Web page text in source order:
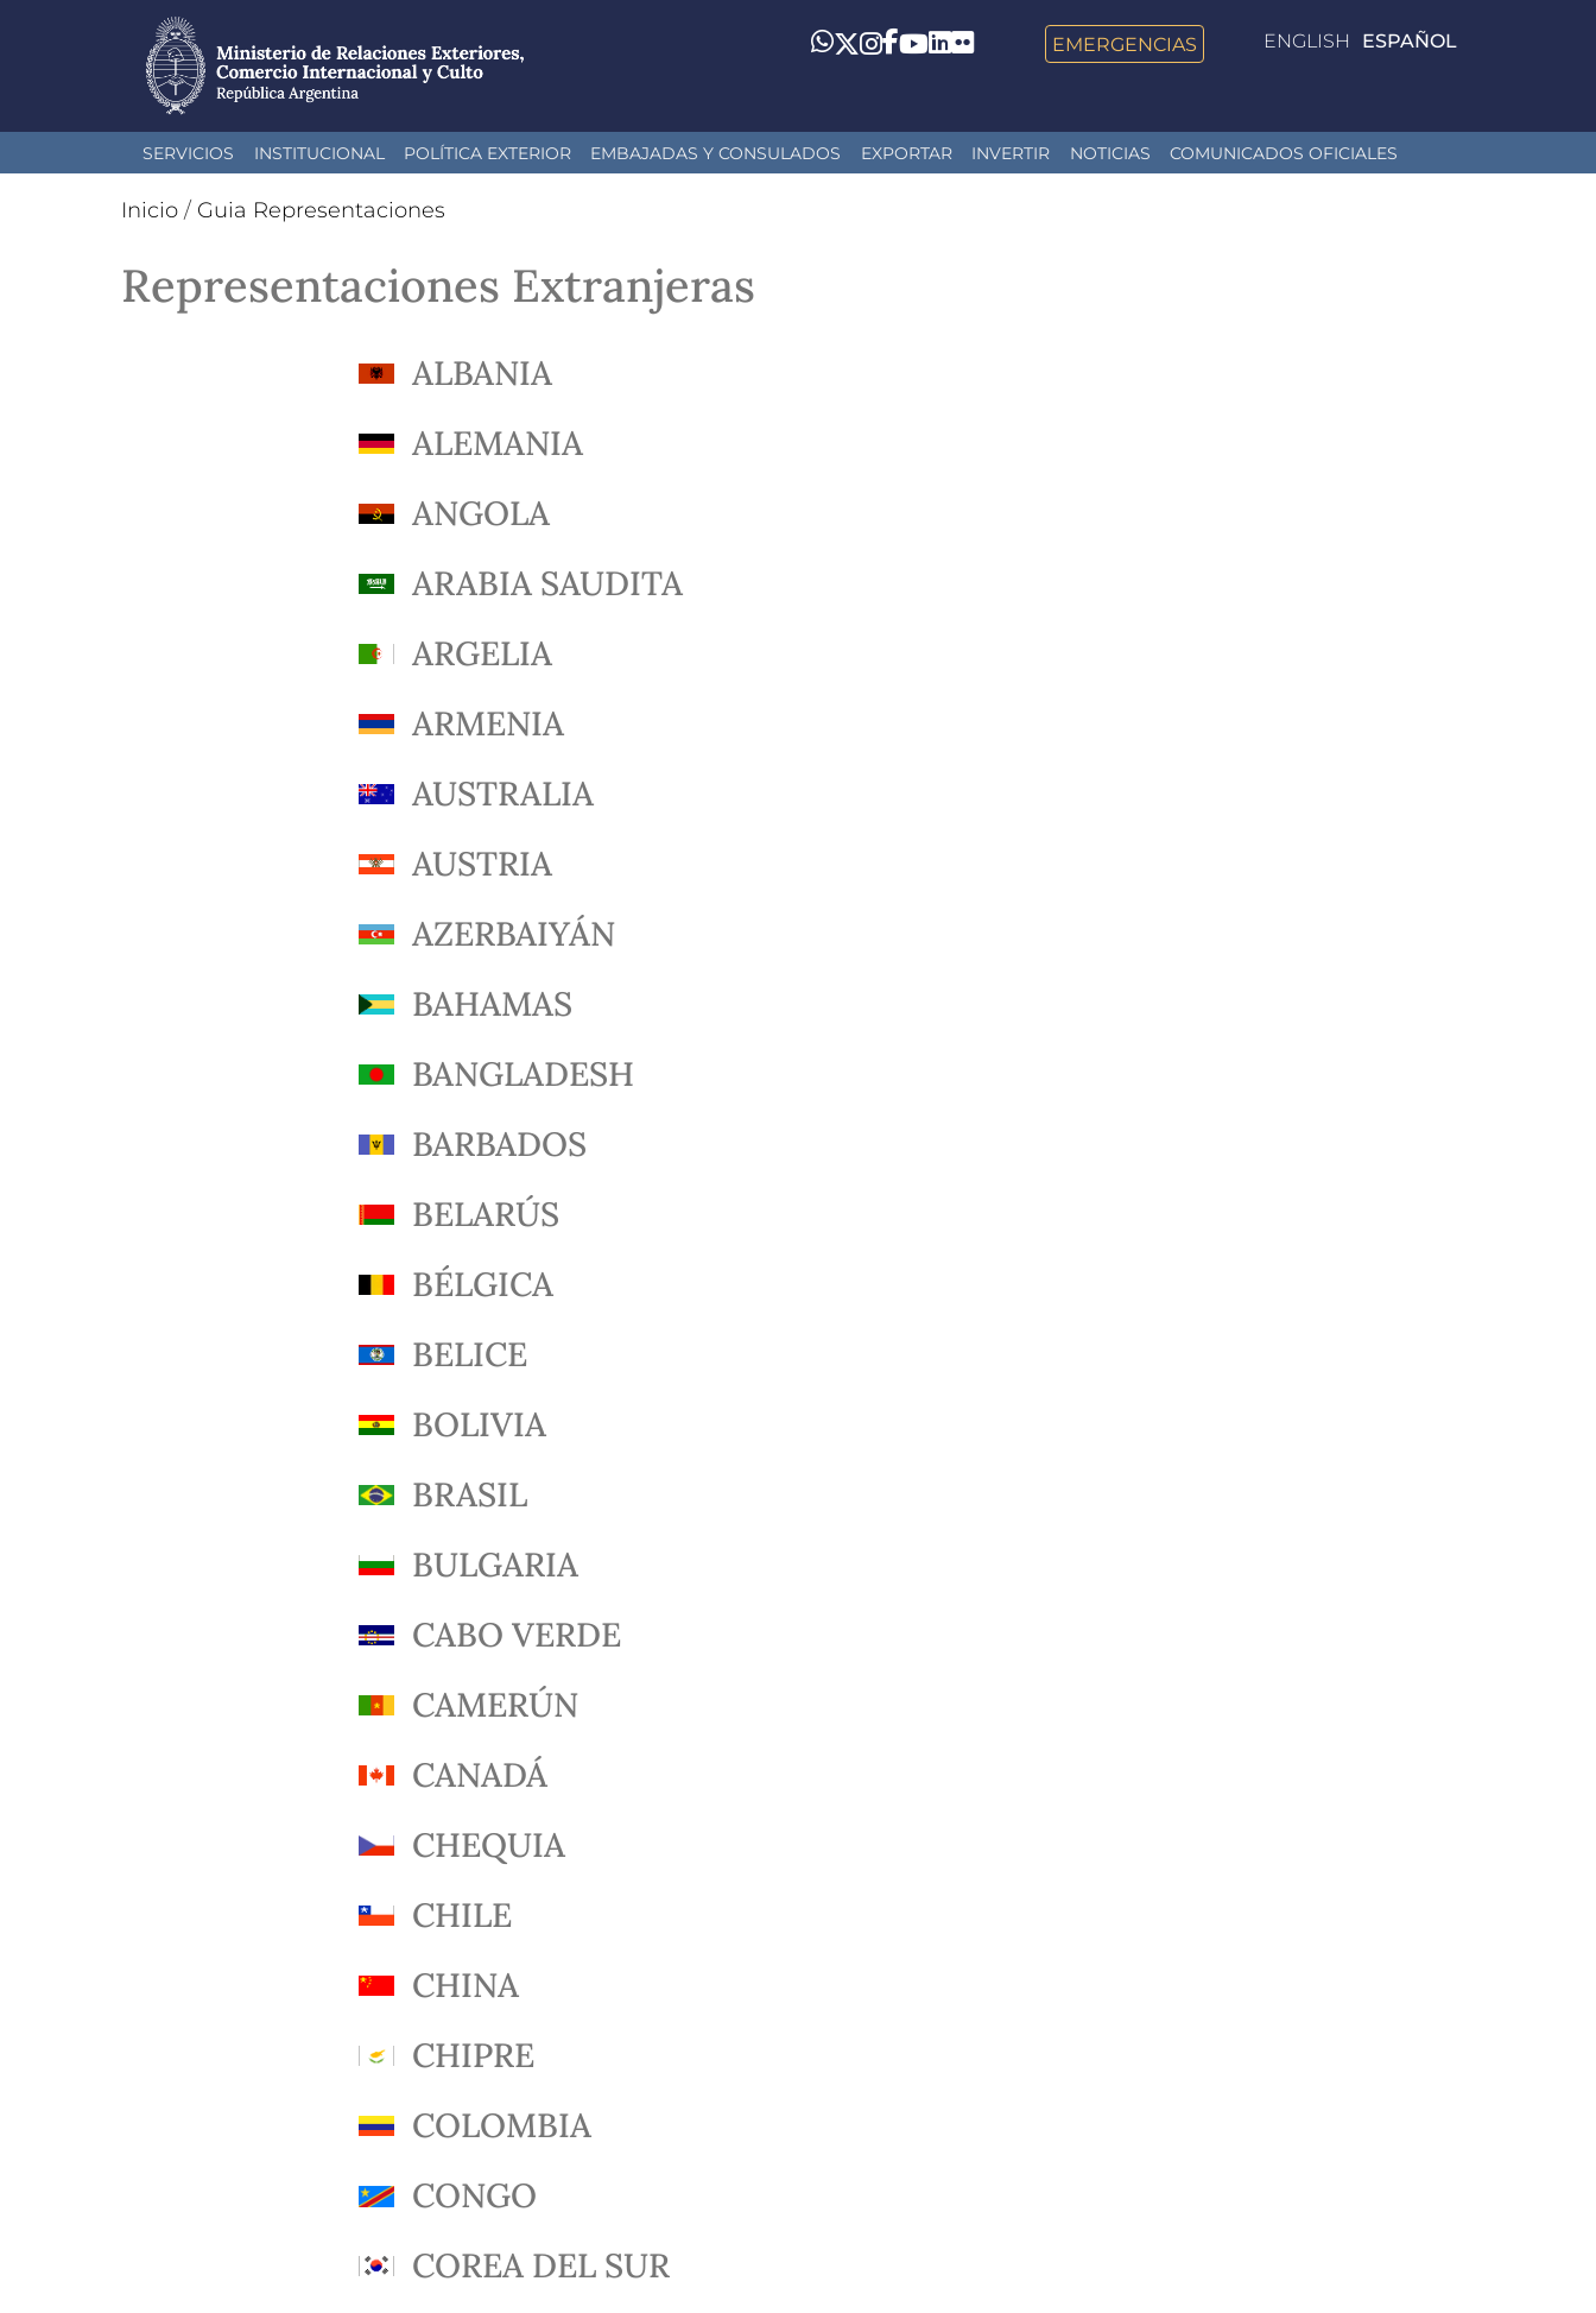
al
ENGLISH ESPAÑOL
Whatsapp
Twitter
Instagram
Facebook
YouTube
LinkedIn
Flickr EMERGENCIAS
SERVICIOS INSTITUCIONAL POLÍTICA EXTERIOR EMBAJADAS Y CONSULADOS EXPORTAR INVERTIR NOTICIAS COMUNICADOS OFICIALES
Inicio / Guia Representaciones
Representaciones Extranjeras
ALBANIA
ALEMANIA
ANGOLA
ARABIA SAUDITA
ARGELIA
ARMENIA
AUSTRALIA
AUSTRIA
AZERBAIYÁN
BAHAMAS
BANGLADESH
BARBADOS
BELARÚS
BÉLGICA
BELICE
BOLIVIA
BRASIL
BULGARIA
CABO VERDE
CAMERÚN
CANADÁ
CHEQUIA
CHILE
CHINA
CHIPRE
COLOMBIA
CONGO
COREA DEL SUR